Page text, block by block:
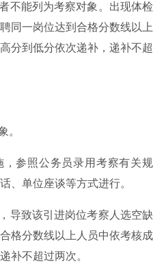
不能列为考察对象。出现体检
同一岗位达到合格分数线以上
分到低分依次递补，递补不超
。
参照公务员录用考察有关规
、单位座谈等方式进行。
导致该引进岗位考察人选空缺
格分数线以上人员中依考核成
补不超过两次。